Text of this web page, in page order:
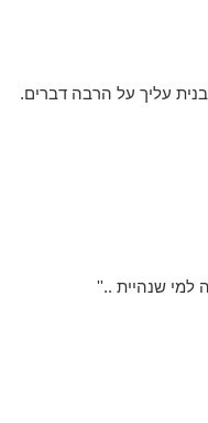
עליך על הרבה דברים.
למי שנהיית ..''